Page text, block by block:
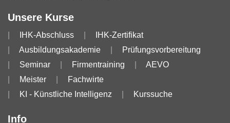
Unsere Kurse
IHK-Abschluss
IHK-Zertifikat
Ausbildungsakademie
Prüfungsvorbereitung
Seminar
Firmentraining
AEVO
Meister
Fachwirte
KI - Künstliche Intelligenz
Kurssuche
Info